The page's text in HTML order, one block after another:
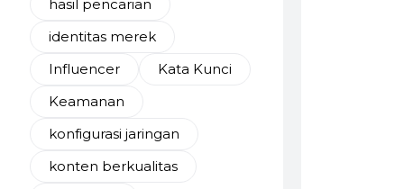
hasil pencarian
identitas merek
Influencer
Kata Kunci
Keamanan
konfigurasi jaringan
konten berkualitas